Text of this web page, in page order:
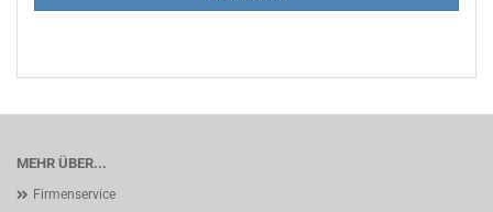
MEHR ÜBER...
Firmenservice